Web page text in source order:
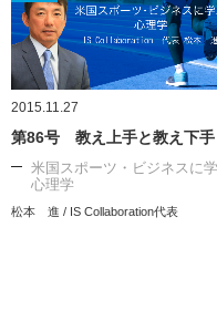
2015.11.27
第86号 教え上手と教え下手
米国スポーツ・ビジネスに
心理学
松本 進 / IS Collaboration代表